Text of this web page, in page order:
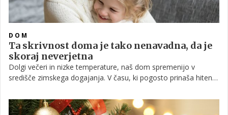
DOM
Ta skrivnost doma je tako nenavadna, da je
skoraj neverjetna
Dolgi večeri in nizke temperature, naš dom spremenijo v
središče zimskega dogajanja. V času, ki pogosto prinaša hitenje
bližino in drobne trenutke topline. Občutek domačnosti in
udobja pa lahko nadgradimo z nekaj preverjenimi idejami.